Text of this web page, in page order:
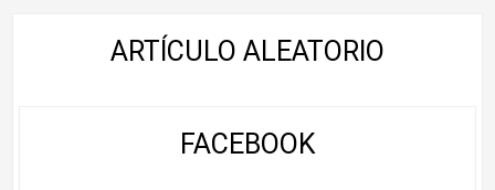
ARTÍCULO ALEATORIO
FACEBOOK